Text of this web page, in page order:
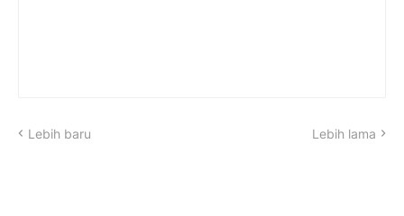
Lebih baru Lebih lama